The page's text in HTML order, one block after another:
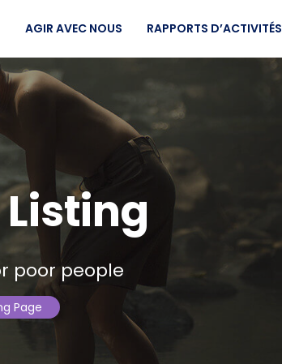
AGIR AVEC NOUS RAPPORTS D’ACTIVITÉS
poor people
Page